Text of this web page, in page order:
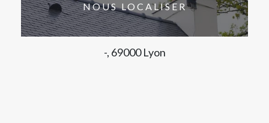
NOUS LOCALISER
-, 69000 Lyon